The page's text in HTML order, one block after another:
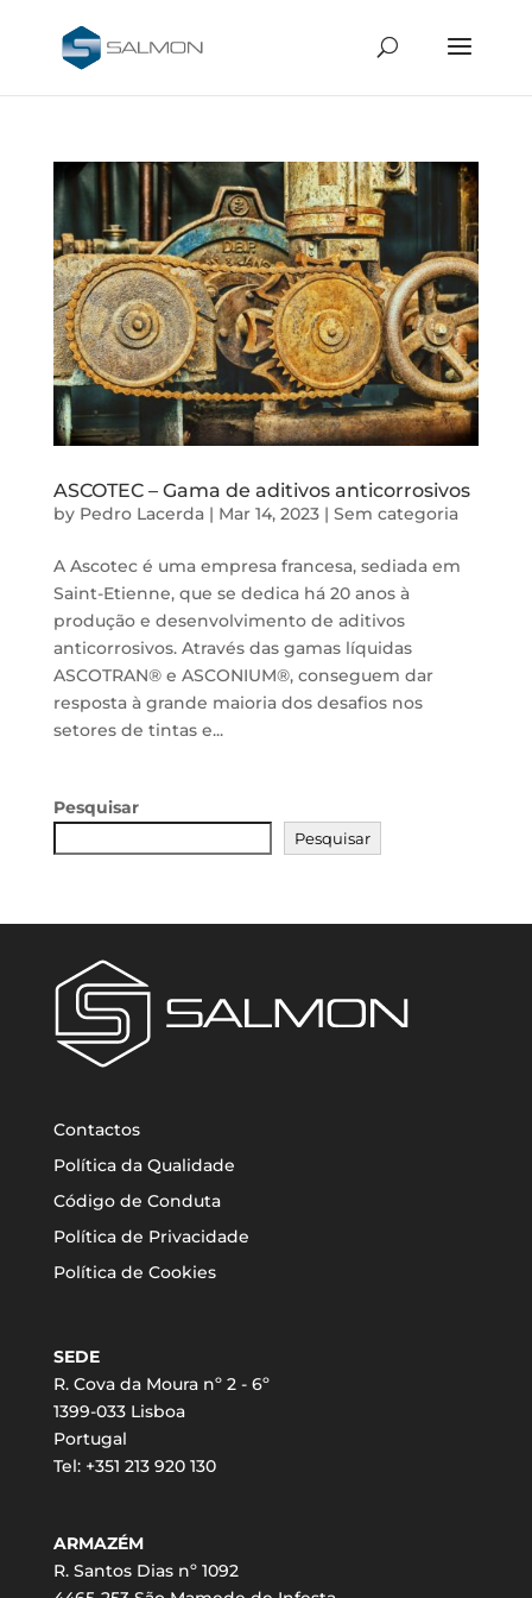
ASCOTEC – Gama de aditivos anticorrosivos
by Pedro Lacerda| Mar 14, 2023| Sem categoria
A Ascotec é uma empresa francesa, sediada em
Saint-Etienne, que se dedica há 20 anos à
produção e desenvolvimento de aditivos
anticorrosivos. Através das gamas líquidas
ASCOTRAN® e ASCONIUM®, conseguem dar
resposta à grande maioria dos desafios nos
setores de tintas e...
Pesquisar
Pesquisar
Contactos
Política da Qualidade
Código de Conduta
Política de Privacidade
Política de Cookies
SEDE
R. Cova da Moura nº 2 - 6º
1399-033 Lisboa
Portugal
Tel: +351 213 920 130
ARMAZÉM
R. Santos Dias nº 1092